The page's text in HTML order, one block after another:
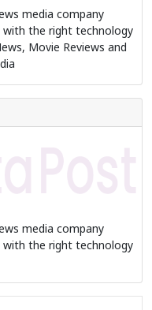
media company
the right technology
Movie Reviews and
media company
the right technology